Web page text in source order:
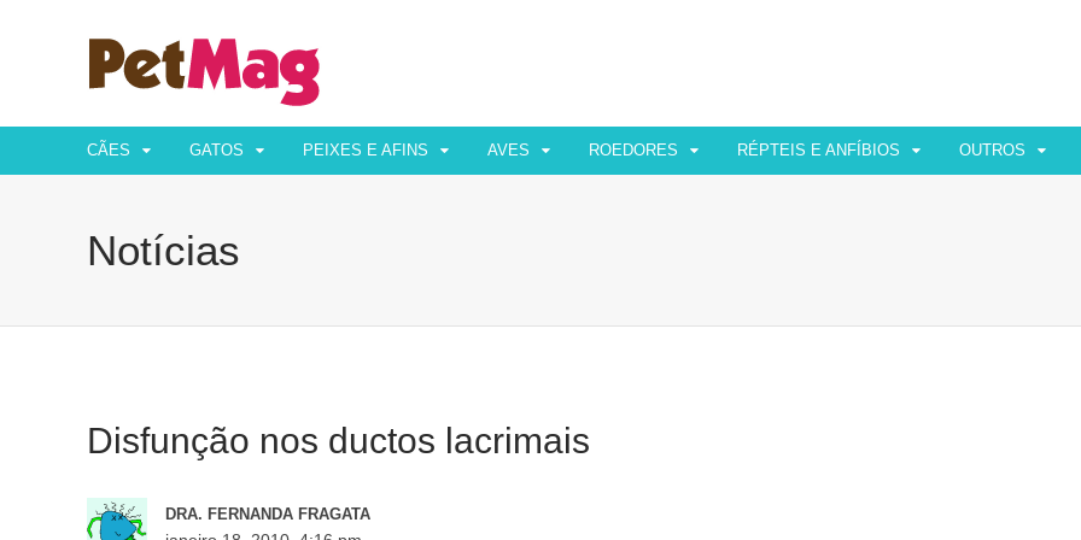
CÃES GATOS PEIXES E AFINS AVES ROEDORES RÉPTEIS E ANFÍBIOS OUTROS
Notícias
Disfunção nos ductos lacrimais
DRA. FERNANDA FRAGATA